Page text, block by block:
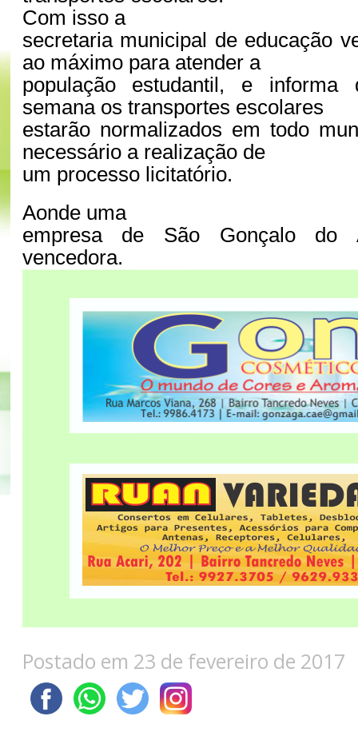
Com isso a
secretaria municipal de educação
ao máximo para atender a
população estudantil, e informa
semana os transportes escolares
estarão normalizados em todo
necessário a realização de
um processo licitatório.
Aonde uma
empresa de São Gonçalo do
vencedora.
Postado em 23 de fevereiro de 2017